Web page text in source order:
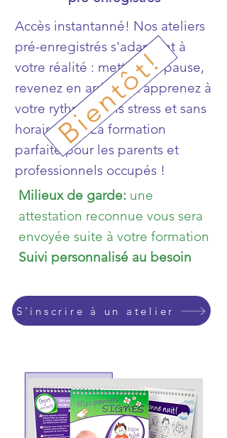
Accès instantanné! Nos ateliers
pré-enregistrés s'adaptent à
votre réalité : mettez sur pause,
revenez en arrière et apprenez à
votre rythme, sans stress et sans
horaire fixe. La formation
parfaite pour les parents et
professionnels occupés !
Bientôt!
Milieux de garde: une
attestation reconnue vous sera
envoyée suite à votre formation
Suivi personnalisé au besoin
S'inscrire à un atelier
Acheter